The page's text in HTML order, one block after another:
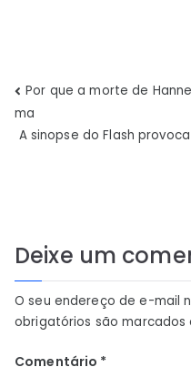
Navegação
de
Por que a morte de
ma
A sinopse do Flash
Deixe um
O seu endereço de e-mail
obrigatórios são marcados
Comentário *